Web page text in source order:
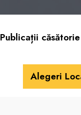
Publicații căsătorie
Alegeri